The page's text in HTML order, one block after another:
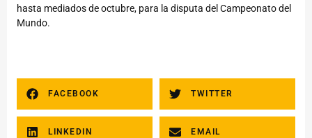
hasta mediados de octubre, para la disputa del Campeonato del
Mundo.
FACEBOOK TWITTER
LINKEDIN EMAIL